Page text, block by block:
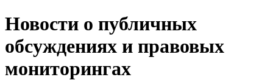
Новости о публичных
обсуждениях и правовых
мониторингах